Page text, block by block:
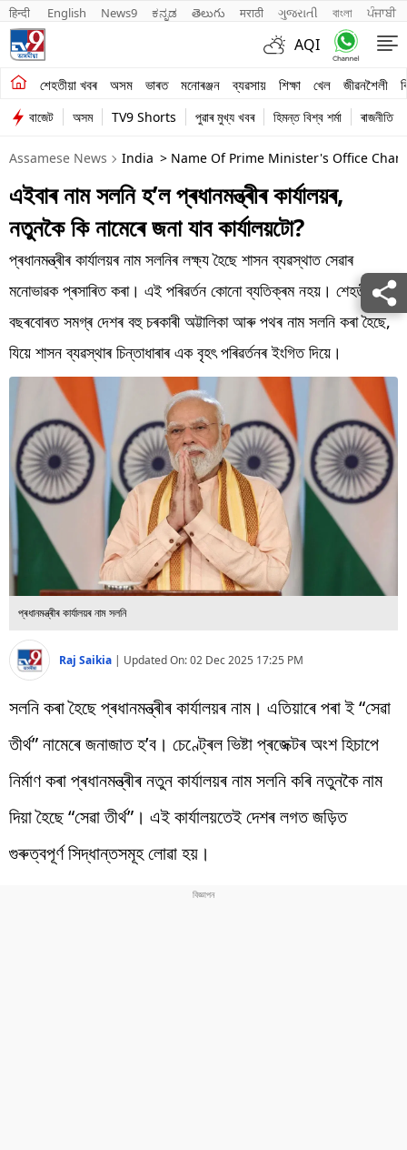
हिन्दी English News9 ಕನ್ನಡ తెలుగు मराठी ગુજરાતી বাংলা ਪੰਜਾਬੀ
AQI
শেহতীয়া খবৰ অসম ভাৰত মনোৰঞ্জন ব্যৱসায় শিক্ষা খেল জীৱনশৈলী
শেহতীয়া খবৰ
অসম
ভাৰত
মনোৰঞ্জন
ব্যৱসায়
শিক্ষা
খেল
জীৱনশৈলী
প্ৰযুক্তি
Videos
বাজেট অসম TV9 Shorts পুৱাৰ মুখ্য খবৰ হিমন্ত বিশ্ব শৰ্মা ৰাজনীতি
Assamese News India > Name Of Prime Minister's Office
এইবাৰ নাম সলনি হ’ল প্ৰধানমন্ত্ৰীৰ কাৰ্যালয়ৰ,
নতুনকৈ কি নামেৰে জনা যাব কাৰ্যালয়টো?
প্ৰধানমন্ত্ৰীৰ কাৰ্যালয়ৰ নাম সলনিৰ লক্ষ্য হৈছে শাসন ব্যৱস্থাত সেৱাৰ
মনোভাৱক প্ৰসাৰিত কৰা। এই পৰিৱৰ্তন কোনো ব্যতিক্ৰম নহয়। শেহতীয়া
বছৰবোৰত সমগ্ৰ দেশৰ বহু চৰকাৰী অট্টালিকা আৰু পথৰ নাম সলনি কৰা হৈছে,
যিয়ে শাসন ব্যৱস্থাৰ চিন্তাধাৰাৰ এক বৃহৎ পৰিৱৰ্তনৰ ইংগিত দিয়ে।
প্ৰধানমন্ত্ৰীৰ কাৰ্যালয়ৰ নাম সলনি
Raj Saikia | Updated On:02 Dec 2025 17:25 PM
সলনি কৰা হৈছে প্ৰধানমন্ত্ৰীৰ কাৰ্যালয়ৰ নাম। এতিয়াৰে পৰা ই “সেৱা
তীৰ্থ” নামেৰে জনাজাত হ’ব। চেণ্ট্ৰেল ভিষ্টা প্ৰজেক্টৰ অংশ হিচাপে
নিৰ্মাণ কৰা প্ৰধানমন্ত্ৰীৰ নতুন কাৰ্যালয়ৰ নাম সলনি কৰি নতুনকৈ নাম
দিয়া হৈছে “সেৱা তীৰ্থ”। এই কাৰ্যালয়তেই দেশৰ লগত জড়িত
গুৰুত্বপূৰ্ণ সিদ্ধান্তসমূহ লোৱা হয়।